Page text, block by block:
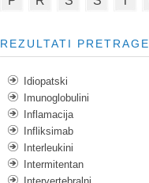
REZULTATI PRETRAGE
Idiopatski
Imunoglobulini
Inflamacija
Infliksimab
Interleukini
Intermitentan